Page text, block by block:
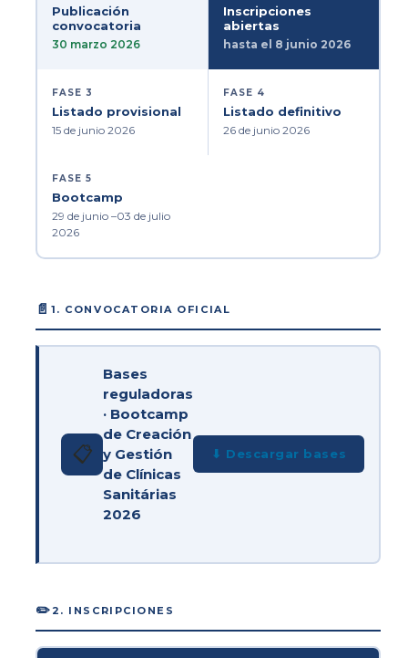
Publicación
convocatoria
30 marzo 2026
Inscripciones
abiertas
hasta el 8 junio 2026
FASE 3
Listado provisional
15 de junio 2026
FASE 4
Listado definitivo
26 de junio 2026
FASE 5
Bootcamp
29 de junio –03 de julio
2026
📄 1. CONVOCATORIA OFICIAL
📋
Bases
reguladoras
· Bootcamp
de Creación
y Gestión
de Clínicas
Sanitárias
2026
⬇ Descargar bases
✏️ 2. INSCRIPCIONES